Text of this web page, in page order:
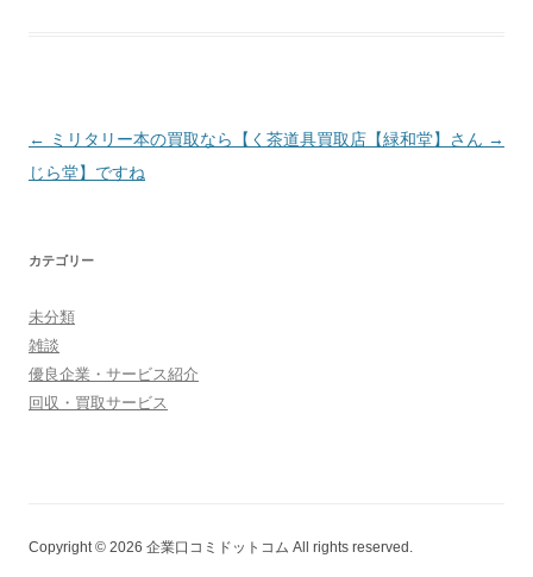
投稿ナビゲーション
← ミリタリー本の買取なら【く
じら堂】ですね
茶道具買取店【緑和堂】さん →
カテゴリー
未分類
雑談
優良企業・サービス紹介
回収・買取サービス
Copyright © 2026 企業口コミドットコム All rights reserved.